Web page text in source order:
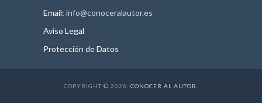
Email: info@conoceralautor.es
Aviso Legal
Protección de Datos
COPYRIGHT © 2026. CONOCER AL AUTOR